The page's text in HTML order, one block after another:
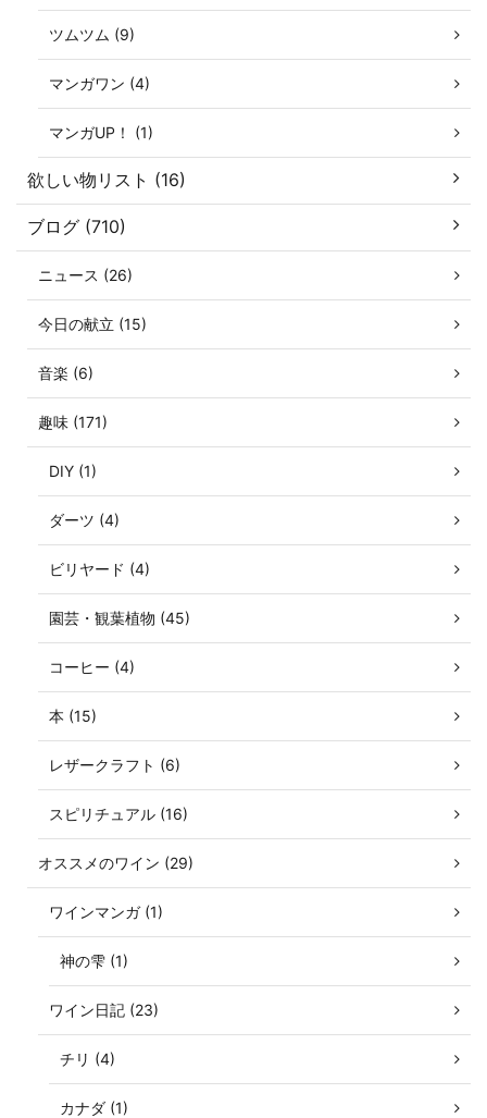
ツムツム (9)
マンガワン (4)
マンガUP！ (1)
欲しい物リスト (16)
ブログ (710)
ニュース (26)
今日の献立 (15)
音楽 (6)
趣味 (171)
DIY (1)
ダーツ (4)
ビリヤード (4)
園芸・観葉植物 (45)
コーヒー (4)
本 (15)
レザークラフト (6)
スピリチュアル (16)
オススメのワイン (29)
ワインマンガ (1)
神の雫 (1)
ワイン日記 (23)
チリ (4)
カナダ (1)